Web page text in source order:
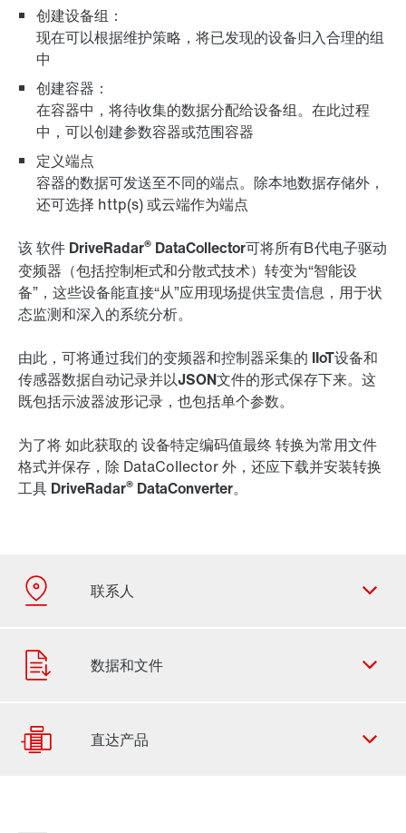
创建设备组：
现在可以根据维护策略，将已发现的设备归入合理的组
中
创建容器：
在容器中，将待收集的数据分配给设备组。在此过程
中，可以创建参数容器或范围容器
定义端点
容器的数据可发送至不同的端点。除本地数据存储外，
还可选择 http(s) 或云端作为端点
该软件 DriveRadar® DataCollector可将所有B代电子驱动
变频器（包括控制柜式和分散式技术）转变为“智能设
备”，这些设备能直接“从”应用现场提供宝贵信息，用于状
态监测和深入的系统分析。
由此，可将通过我们的变频器和控制器采集的 IIoT设备和
传感器数据自动记录并以JSON文件的形式保存下来。这
既包括示波器波形记录，也包括单个参数。
为了将 如此获取的 设备特定编码值最终 转换为常用文件
格式并保存 ，除 DataCollector 外，还应下载并安装转换
工具 DriveRadar® DataConverter。